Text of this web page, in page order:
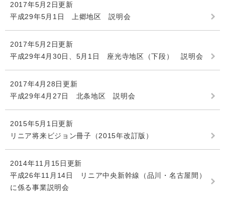
2017年5月2日更新
平成29年5月1日 上郷地区 説明会
2017年5月2日更新
平成29年4月30日、5月1日 座光寺地区（下段） 説明会
2017年4月28日更新
平成29年4月27日 北条地区 説明会
2015年5月1日更新
リニア将来ビジョン冊子（2015年改訂版）
2014年11月15日更新
平成26年11月14日 リニア中央新幹線（品川・名古屋間）
に係る事業説明会